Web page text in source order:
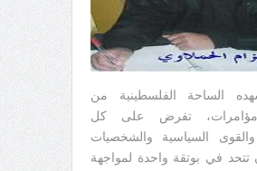
الساحة الفلسطينية من
تفرض على كل
والقوى السياسية والشخصيات
تتحد في بوتقة واحدة لمواجهة